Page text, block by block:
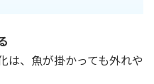
は、魚が掛かっても外れや